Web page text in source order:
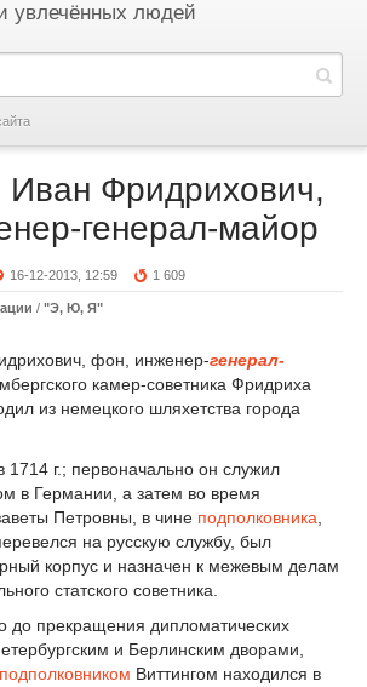
увлечённых людей
Иван Фридрихович,
генерал-майор
16-12-2013, 12:59 1 609
/ "Э, Ю, Я"
фон, инженер-генерал-
камер-советника Фридриха
из немецкого шляхетства города
1714 г.; первоначально он служил
в Германии, а затем во время
Петровны, в чине подполковника
на русскую службу, был
корпус и назначен к межевым делам
статского советника.
до прекращения дипломатических
и Берлинским дворами,
подполковником Виттингом находился в